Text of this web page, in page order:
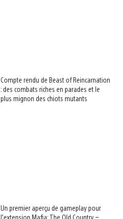
Compte rendu de Beast of Reincarnation
: des combats riches en parades et le
plus mignon des chiots mutants
Un premier aperçu de gameplay pour
l’extension Mafia: The Old Country –